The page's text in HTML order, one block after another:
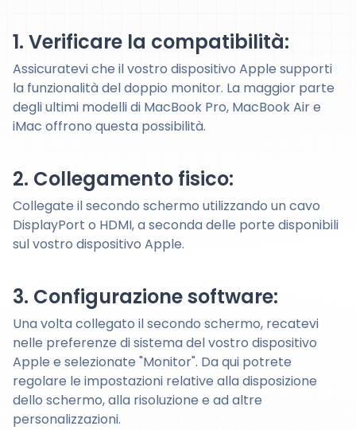
1. Verificare la compatibilità:
Assicuratevi che il vostro dispositivo Apple supporti
la funzionalità del doppio monitor. La maggior parte
degli ultimi modelli di MacBook Pro, MacBook Air e
iMac offrono questa possibilità.
2. Collegamento fisico:
Collegate il secondo schermo utilizzando un cavo
DisplayPort o HDMI, a seconda delle porte disponibili
sul vostro dispositivo Apple.
3. Configurazione software:
Una volta collegato il secondo schermo, recatevi
nelle preferenze di sistema del vostro dispositivo
Apple e selezionate "Monitor". Da qui potrete
regolare le impostazioni relative alla disposizione
dello schermo, alla risoluzione e ad altre
personalizzazioni.